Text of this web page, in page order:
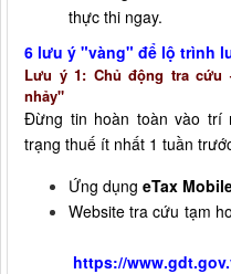
thực thi ngay.
6 lưu ý "vàng" để lộ trình
Lưu ý 1: Chủ động tra
nhảy"
Đừng tin hoàn toàn vào trí
trạng thuế ít nhất 1 tuần
Ứng dụng eTax
Website tra
https://